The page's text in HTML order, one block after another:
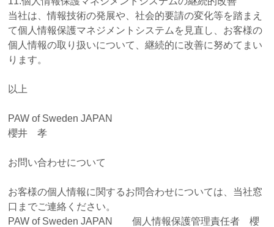
当社は、情報技術の発展や、社会的要請の変化等を踏まえ
て個人情報保護マネジメントシステムを見直し、お客様の
個人情報の取り扱いについて、継続的に改善に努めてまい
ります。
以上
PAW of Sweden JAPAN
櫻井 孝
お問い合わせについて
お客様の個人情報に関するお問合わせについては、当社窓
口までご連絡ください。
PAW of Sweden JAPAN 個人情報保護管理責任者 櫻